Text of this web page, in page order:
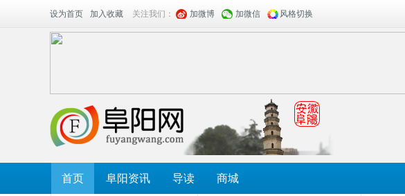
设为首页 加入收藏 关注我们： 加微博 加微信 风格切换
首页 阜阳资讯 导读 商城